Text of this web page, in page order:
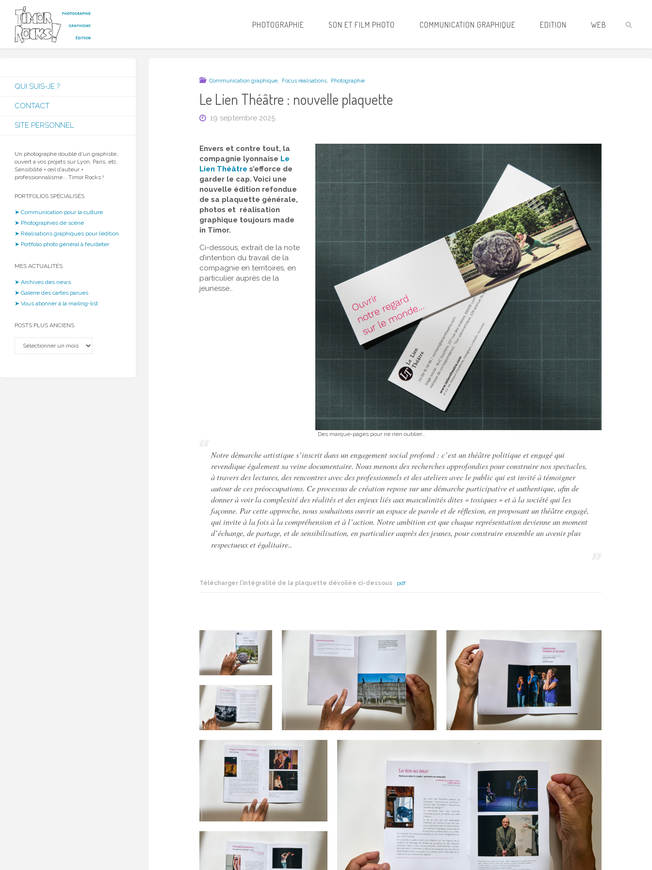
content
IM
PHOTOGRAPHIE SON ET FILM PHOTO COMMUNICATION GRAPHIQUE EDITION WEB
Communication graphique, Focus réalisations, Photographie
Le Lien Théâtre : nouvelle plaquette
19 septembre 2025
Des marque-pages pour ne rien oublier…
Envers et contre tout, la
compagnie lyonnaise Le
Lien Théâtre s’efforce de
garder le cap. Voici une
nouvelle édition refondue
de sa plaquette générale,
photos et réalisation
graphique toujours made
in Timor.
Ci-dessous, extrait de la note
d’intention du travail de la
compagnie en territoires, en
particulier auprès de la
jeunesse…
Notre démarche artistique s’inscrit dans un engagement social profond : c’est un théâtre politique et engagé qui
revendique également sa veine documentaire. Nous menons des recherches approfondies pour construire nos spectacles,
à travers des lectures, des rencontres avec des professionnels et des ateliers avec le public qui est invité à témoigner
autour de ces préoccupations. Ce processus de création repose sur une démarche participative et authentique, afin de
donner à voir la complexité des réalités et des enjeux liés aux masculinités dites « toxiques » et à la société qui les
façonne. Par cette approche, nous souhaitons ouvrir un espace de parole et de réflexion, en proposant un théâtre engagé,
qui invite à la fois à la compréhension et à l’action. Notre ambition est que chaque représentation devienne un moment
d’échange, de partage, et de sensibilisation, en particulier auprès des jeunes, pour construire ensemble un avenir plus
respectueux et égalitaire..
Télécharger l’intégralité de la plaquette dévoilée ci-dessous : pdf.
QUI SUIS-JE ?
CONTACT
SITE PERSONNEL
Un photographe doublé d'un graphiste,
ouvert à vos projets sur Lyon, Paris, etc.
Sensibilité + œil d’auteur +
professionnalisme... Timor Rocks !
PORTFOLIOS SPÉCIALISÉS
➤ Communication pour la culture
➤ Photographies de scène
➤ Réalisations graphiques pour l’édition
➤ Portfolio photo général à feuilleter
MES ACTUALITÉS
➤ Archives des news
➤ Galerie des cartes parues
➤ Vous abonner à la mailing-list
POSTS PLUS ANCIENS
plus